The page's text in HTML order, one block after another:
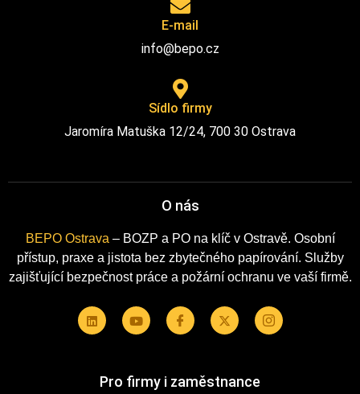
E-mail
info@bepo.cz
Sídlo firmy
Jaromíra Matuška 12/24, 700 30 Ostrava
O nás
BEPO Ostrava – BOZP a PO na klíč v Ostravě. Osobní
přístup, praxe a jistota bez zbytečného papírování. Služby
zajišťující bezpečnost práce a požární ochranu ve vaší firmě.
Pro firmy i zaměstnance